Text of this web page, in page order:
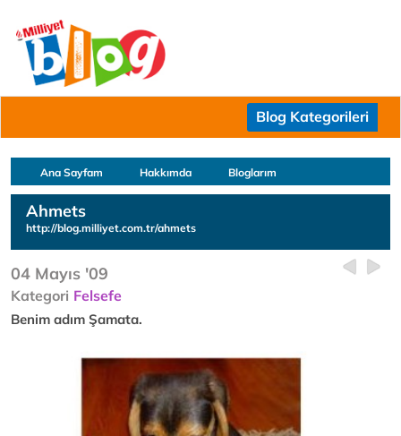
Blog Kategorileri
Ana Sayfam Hakkımda Bloglarım
Ahmets
http://blog.milliyet.com.tr/ahmets
04 Mayıs '09
Kategori Felsefe
Benim adım Şamata.